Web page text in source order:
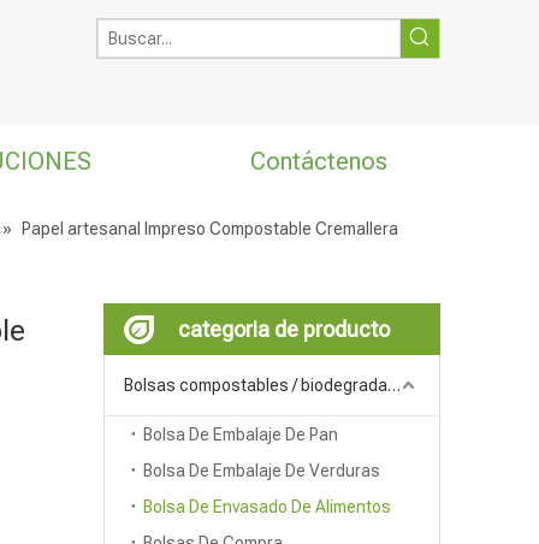
Contáctenos
» Papel artesanal Impreso Compostable Cremallera
categoria de producto
Bolsas compostables / biodegradables
Bolsa De Embalaje De Pan
Bolsa De Embalaje De Verduras
Bolsa De Envasado De Alimentos